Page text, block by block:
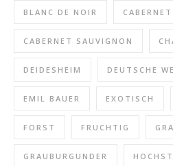
BLANC DE NOIR
CABERNET SAUVIGNON
DEIDESHEIM DEUTSCHE
EMIL BAUER EXOTISCH
FORST FRUCHTIG
GRAUBURGUNDER